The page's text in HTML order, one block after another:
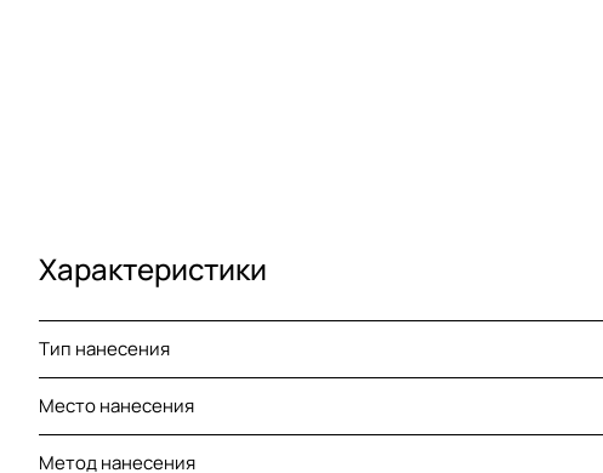
Характеристики
Тип нанесения
Место нанесения
Метод нанесения